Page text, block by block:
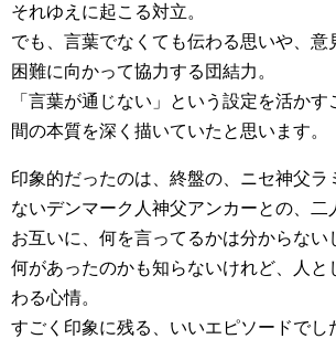
それゆえに起こる対立。
でも、言葉でなくても伝わる思いや、意
困難に向かって協力する団結力。
「言葉が通じない」という設定を活かす
間の本質を深く描いていたと思います。
印象的だったのは、終盤の、ニセ神父ラ
ないデンマーク人神父アンカーとの、二
お互いに、何を言ってるかは分からない
何があったのかも知らないけれど、人と
わる心情。
すごく印象に残る、いいエピソードでし